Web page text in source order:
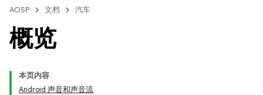
AOSP 文档 汽车
概览
本页内容
Android 声音和声音流